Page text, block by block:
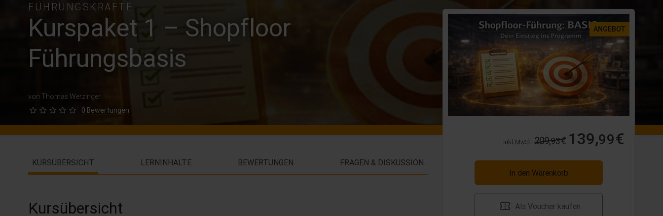
FÜHRUNGSKRÄFTE
Kurspaket 1 – Shopfloor
Führungsbasis
von Thomas Werzinger
0 Bewertungen
ANGEBOT
inkl. MwSt. 209,93€ 139,99€
In den Warenkorb
Als Voucher kaufen
KURSÜBERSICHT LERNINHALTE BEWERTUNGEN FRAGEN & DISKUSSION
Kursübersicht